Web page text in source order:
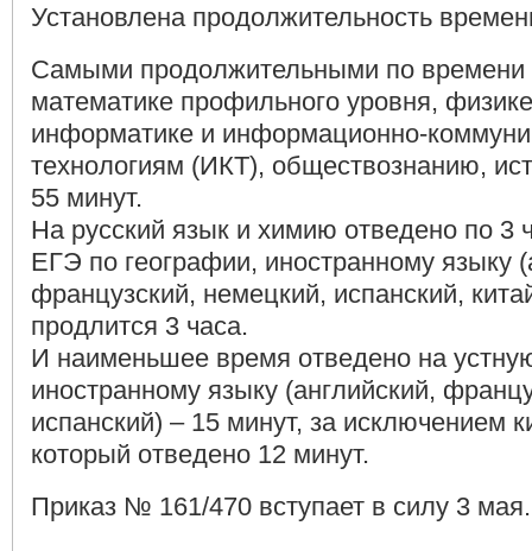
Установлена продолжительность
Самыми продолжительными по времени
математике профильного уровня,
информатике и информационно-
технологиям (ИКТ), обществознанию,
55 минут.
На русский язык и химию отведено по 3
ЕГЭ по географии, иностранному языку
французский, немецкий, испанский,
продлится 3 часа.
И наименьшее время отведено на
иностранному языку (английский,
испанский) – 15 минут, за исключением
который отведено 12 минут.
Приказ № 161/470 вступает в силу 3 мая.